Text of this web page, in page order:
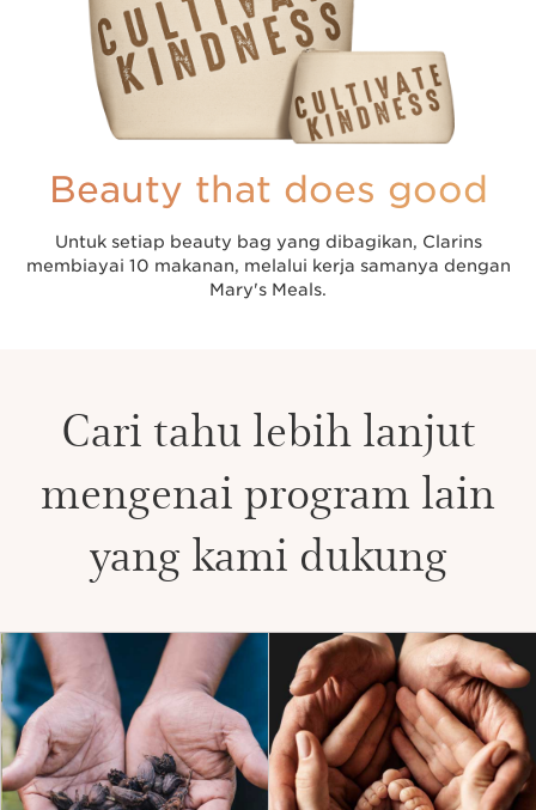
Beauty that does good
Untuk setiap beauty bag yang dibagikan, Clarins
membiayai 10 makanan, melalui kerja samanya dengan
Mary's Meals.
Cari tahu lebih lanjut
mengenai program lain
yang kami dukung